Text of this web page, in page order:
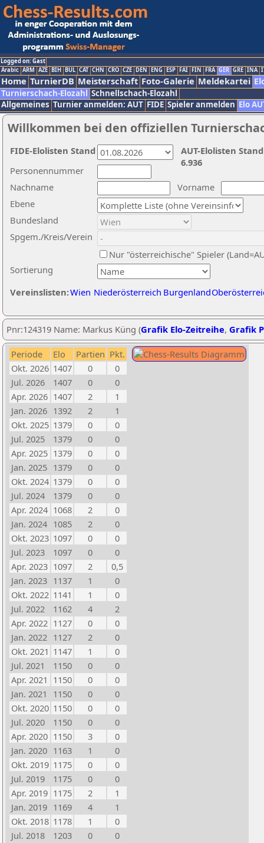
Logged on: Gast
Arabic ARM AZE BIH BUL CAT CHN CRO CZE DEN ENG ESP FAI FIN FRA GER GRE INA
Home TurnierDB Meisterschaft Foto-Galerie Meldekartei
Turnierschach-Elozahl Schnellschach-Elozahl
Allgemeines Turnier anmelden: AUT FIDE Spieler anmelden Elo
Willkommen bei den offiziellen
Nachname
Vorname
Ebene
Sortierung
Personennummer
Bundesland
Spgem./Kreis/Verein
Nur "österreichische" Spieler
Vereinslisten:Wien Niederösterreich Burgenland
AUT-Elolisten
6.936
FIDE-Elolisten Stand
Pnr:124319 Name: Markus Küng (Grafik Elo-Zeitreihe, Grafik
Periode Elo Partien Pkt.
Okt. 2026 1407 0
0
Jul. 2026
1407 0
0
Apr. 2026 1407 2
1
Jan. 2026 1392 2
1
Okt. 2025 1379 0
0
Jul. 2025
1379 0
0
Apr. 2025 1379 0
0
Jan. 2025 1379 0
0
Okt. 2024 1379 0
0
Jul. 2024
1379 0
0
Apr. 2024 1068 2
0
Jan. 2024 1085 2
0
Okt. 2023 1097 0
0
Jul. 2023
1097 0
0
Apr. 2023 1097 2
0,5
Jan. 2023 1137 1
0
Okt. 2022 1141 1
0
Jul. 2022
1162 4
2
Apr. 2022 1127 0
0
Jan. 2022 1127 2
0
Okt. 2021 1147 1
0
Jul. 2021
1150 0
0
Apr. 2021 1150 0
0
Jan. 2021
1150 0
0
Okt. 2020 1150 0
0
Jul. 2020
1150 0
0
Apr. 2020 1150 3
0
Jan. 2020 1163 1
0
Okt. 2019 1175 0
0
Jul. 2019
1175 0
0
Apr. 2019 1175 2
1
Jan. 2019 1169 4
1
Okt. 2018 1178 1
0
Jul. 2018
1203 0
0